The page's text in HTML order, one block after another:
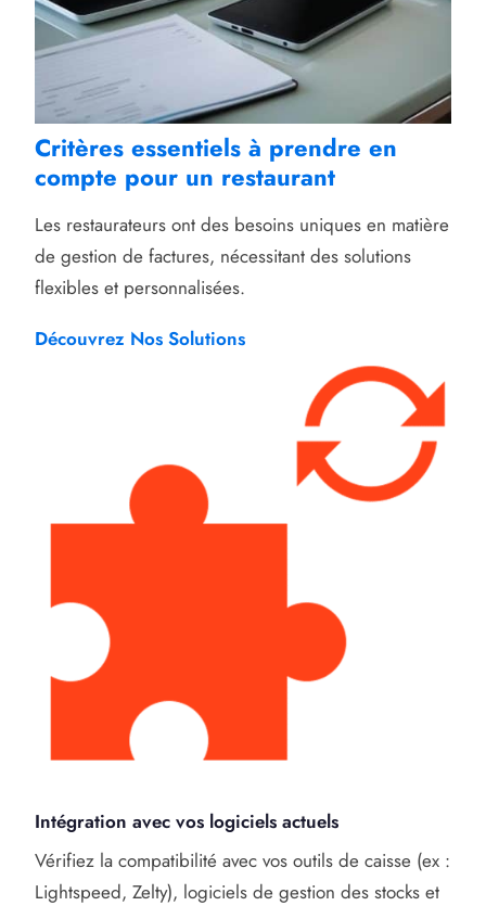
Critères essentiels à prendre en
compte pour un restaurant
Les restaurateurs ont des besoins uniques en matière
de gestion de factures, nécessitant des solutions
flexibles et personnalisées.
Découvrez Nos Solutions
Intégration avec vos logiciels actuels
Vérifiez la compatibilité avec vos outils de caisse (ex :
Lightspeed, Zelty), logiciels de gestion des stocks et